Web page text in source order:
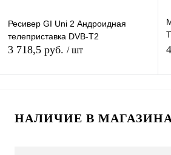
Ресивер GI Uni 2 Андроидная
телеприставка DVB-T2
3 718,5 руб. / шт
НАЛИЧИЕ В